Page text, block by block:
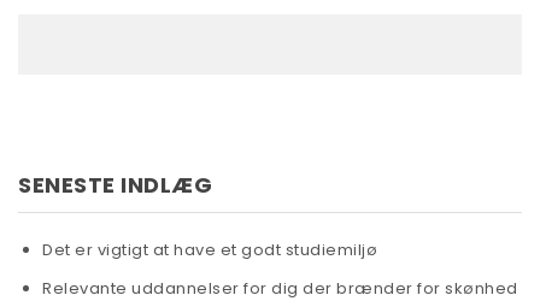
SENESTE INDLÆG
Det er vigtigt at have et godt studiemiljø
Relevante uddannelser for dig der brænder for skønhed